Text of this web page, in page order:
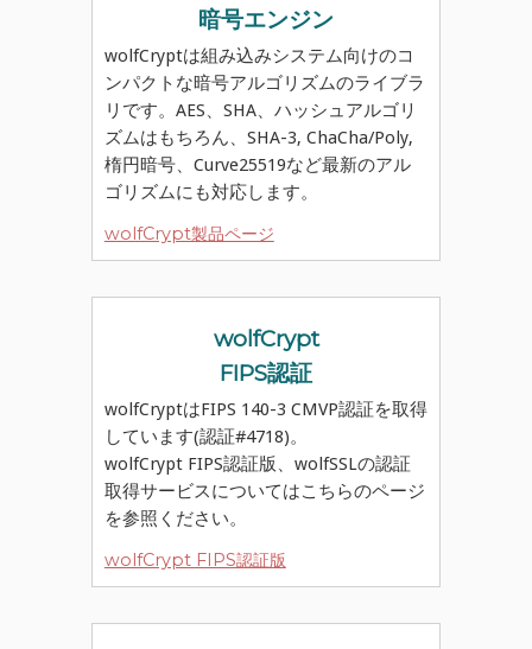
暗号エンジン
wolfCryptは組み込みシステム向けのコ
ンパクトな暗号アルゴリズムのライブラ
リです。AES、SHA、ハッシュアルゴリ
ズムはもちろん、SHA-3, ChaCha/Poly,
楕円暗号、Curve25519など最新のアル
ゴリズムにも対応します。
wolfCrypt製品ページ
wolfCrypt
FIPS認証
wolfCryptはFIPS 140-3 CMVP認証を取得
しています(認証#4718)。
wolfCrypt FIPS認証版、wolfSSLの認証
取得サービスについてはこちらのページ
を参照ください。
wolfCrypt FIPS認証版